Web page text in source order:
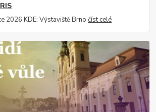
2026 KDE: Výstaviště Brnočíst celé